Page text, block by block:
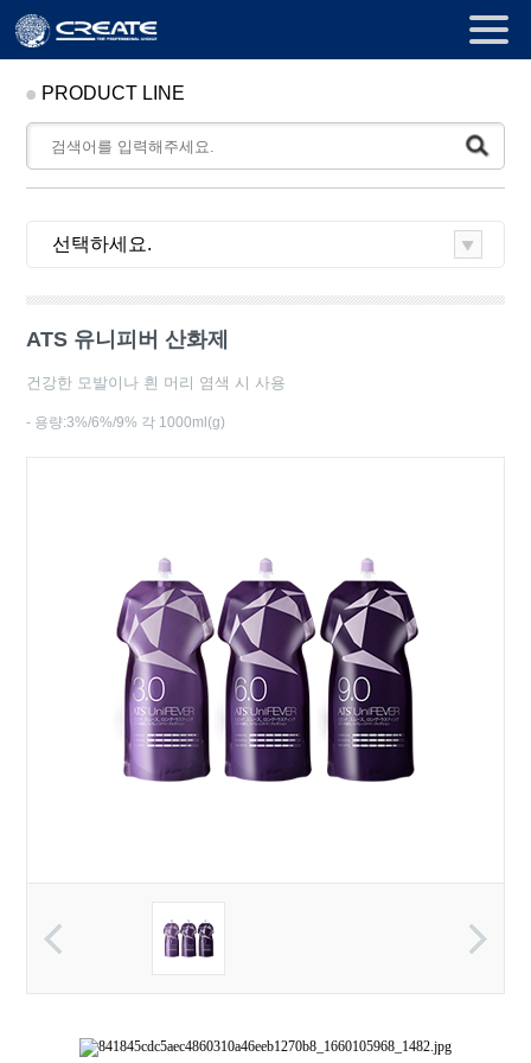
PRODUCT LINE
ATS 유니피버 산화제
건강한 모발이나 흰 머리 염색 시 사용
- 용량:3%/6%/9% 각 1000ml(g)